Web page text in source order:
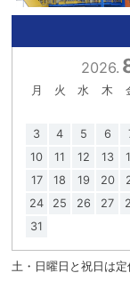
2026.
月 火 水 木
3
4 5 6
10
11 12 13
17
18 19 20
24
25 26 27
31
土・日曜日と祝日は定